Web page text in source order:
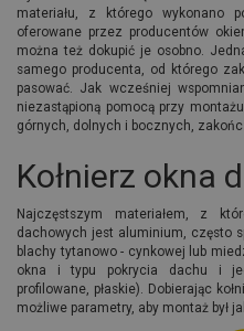
materiału, z którego wykonano
oferowane przez producentów
można też dokupić je osobno.
samego producenta, od którego
pasować. Jak wcześniej
niezastąpioną pomocą przy
górnych, dolnych i bocznych,
Kołnierz okna
Najczęstszym materiałem, z
dachowych jest aluminium, często
blachy tytanowo - cynkowej lub
okna i typu pokrycia dachu i
profilowane, płaskie). Dobierając
możliwe parametry, aby montaż był